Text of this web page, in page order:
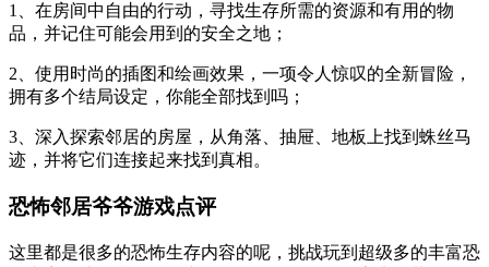
1、在房间中自由的行动，寻找生存所需的资源和有用的物
品，并记住可能会用到的安全之地；
2、使用时尚的插图和绘画效果，一项令人惊叹的全新冒险，
拥有多个结局设定，你能全部找到吗；
3、深入探索邻居的房屋，从角落、抽屉、地板上找到蛛丝马
迹，并将它们连接起来找到真相。
恐怖邻居爷爷游戏点评
这里都是很多的恐怖生存内容的呢，挑战玩到超级多的丰富恐